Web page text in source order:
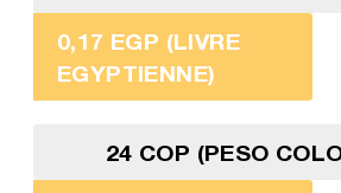
0,17 EGP (LIVRE
EGYPTIENNE)
24 COP (PESO